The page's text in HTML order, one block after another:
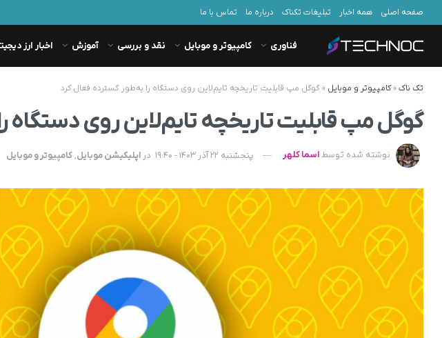
صفحه اصلی همه اخبار تبلیغات تکناک درباره ما تماس با ما
فناوری کامپیوتر و موبایل نقد و بررسی آموزش اخبار ارز
تک ناک»کامپیوتر و موبایل » گوگل مپ قابلیت تاریخچه تایم‌لاین روی دستگاه را به‌طور گسترده فعال کرد
گوگل مپ قابلیت تاریخچه تایم‌لاین روی دستگاه
نوشته شده توسط اسما کلهر پنجشنبه 22 آذر 1403 - 19:40 در اپلیکیشن موبایل,کامپیوتر و موبایل